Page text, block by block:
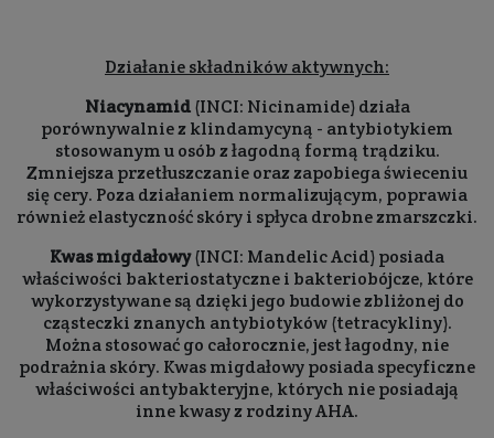
Działanie składników aktywnych:
Niacynamid(INCI: Nicinamide) działa
porównywalnie z klindamycyną - antybiotykiem
stosowanym u osób z łagodną formą trądziku.
Zmniejsza przetłuszczanie oraz zapobiega świeceniu
się cery. Poza działaniem normalizującym, poprawia
również elastyczność skóry i spłyca drobne zmarszczki.
Kwas migdałowy(INCI: Mandelic Acid) posiada
właściwości bakteriostatyczne i bakteriobójcze, które
wykorzystywane są dzięki jego budowie zbliżonej do
cząsteczki znanych antybiotyków (tetracykliny).
Można stosować go całorocznie, jest łagodny, nie
podrażnia skóry. Kwas migdałowy posiada specyficzne
właściwości antybakteryjne, których nie posiadają
inne kwasy z rodziny AHA.